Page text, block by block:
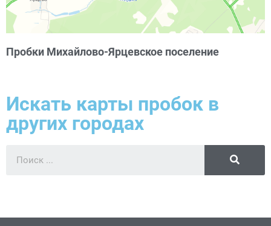
Пробки Михайлово-Ярцевское поселение
Искать карты пробок в
других городах